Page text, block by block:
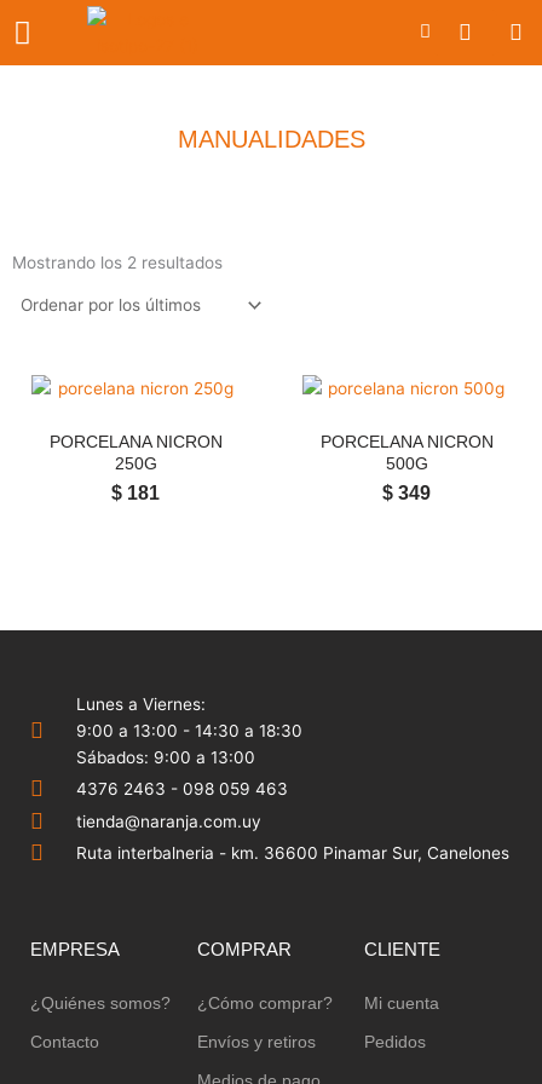
contenido
Carrito
MANUALIDADES
Mostrando los 2 resultadosúltimos
PORCELANA NICRON
250G
$ 181
PORCELANA NICRON
500G
$ 349
Lunes a Viernes:
9:00 a 13:00 - 14:30 a 18:30
Sábados: 9:00 a 13:00
4376 2463 - 098 059 463
tienda@naranja.com.uy
Ruta interbalneria - km. 36600 Pinamar Sur, Canelones
EMPRESA
¿Quiénes somos?
Contacto
COMPRAR
¿Cómo comprar?
Envíos y retiros
CLIENTE
Mi cuenta
Pedidos